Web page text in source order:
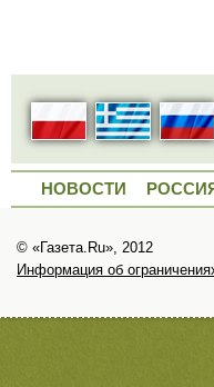
НОВОСТИ
© «Газета.Ru», 2012
Информация об